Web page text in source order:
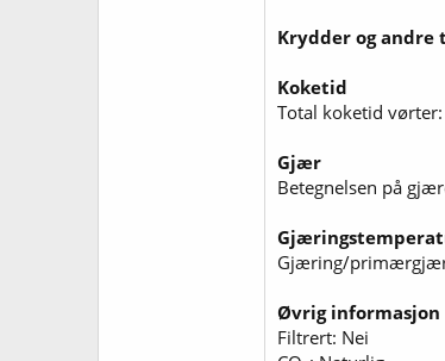
Krydder og
Koketid
Total koketid
Gjær
Betegnelsen på
Gjæring/
Øvrig informasjon
Filtrert: Nei